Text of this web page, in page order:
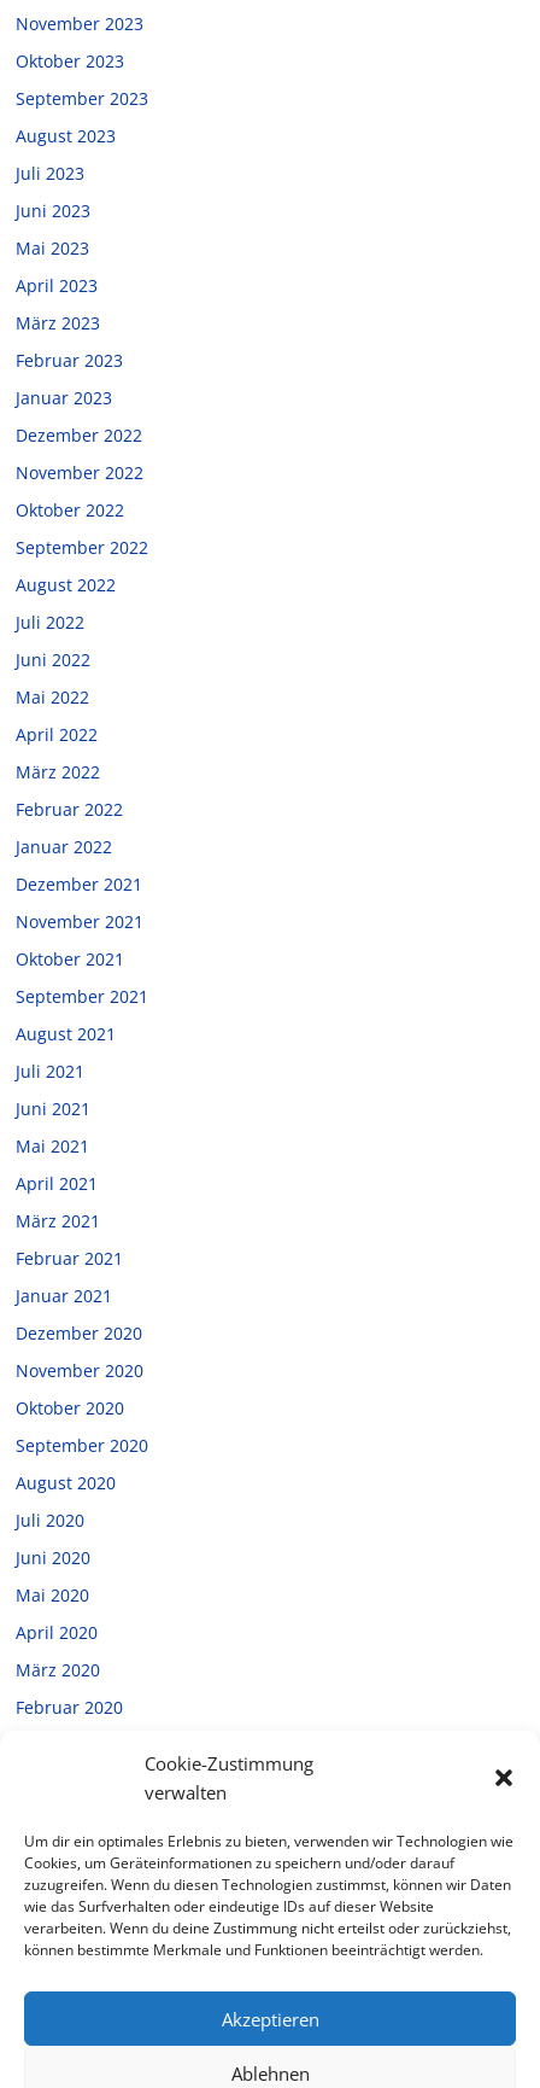
Cookie-Zustimmung
verwalten
Um dir ein optimales Erlebnis zu bieten, verwenden wir Technologien wie
Cookies, um Geräteinformationen zu speichern und/oder darauf
zuzugreifen. Wenn du diesen Technologien zustimmst, können wir Daten
wie das Surfverhalten oder eindeutige IDs auf dieser Website
verarbeiten. Wenn du deine Zustimmung nicht erteilst oder zurückziehst,
können bestimmte Merkmale und Funktionen beeinträchtigt werden.
Akzeptieren
Ablehnen
November 2023
Oktober 2023
September 2023
August 2023
Juli 2023
Juni 2023
Mai 2023
April 2023
März 2023
Februar 2023
Januar 2023
Dezember 2022
November 2022
Oktober 2022
September 2022
August 2022
Juli 2022
Juni 2022
Mai 2022
April 2022
März 2022
Februar 2022
Januar 2022
Dezember 2021
November 2021
Oktober 2021
September 2021
August 2021
Juli 2021
Juni 2021
Mai 2021
April 2021
März 2021
Februar 2021
Januar 2021
Dezember 2020
November 2020
Oktober 2020
September 2020
August 2020
Juli 2020
Juni 2020
Mai 2020
April 2020
März 2020
Februar 2020
Oktober 2019
September 2019
Juli 2019